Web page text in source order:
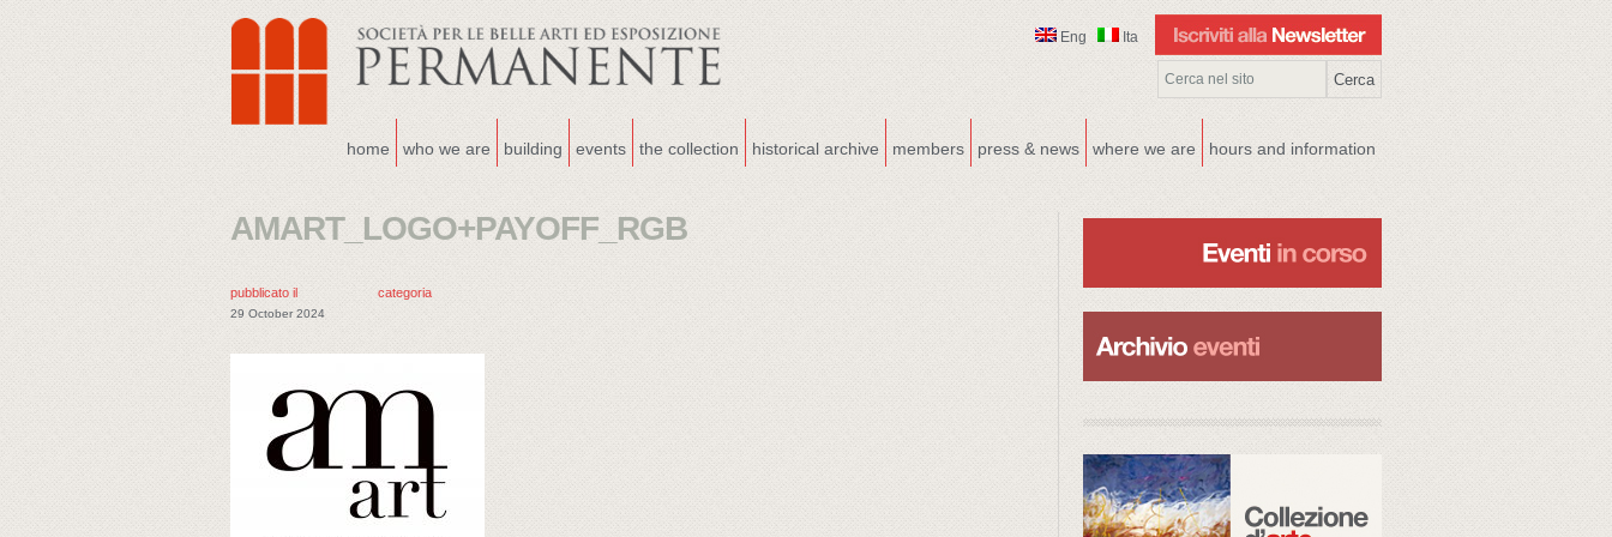
Eng Ita
home who we are building events the collection historical archive members press & news where we are hours and information
AMART_LOGO+PAYOFF_RGB
pubblicato il
29 October 2024
categoria